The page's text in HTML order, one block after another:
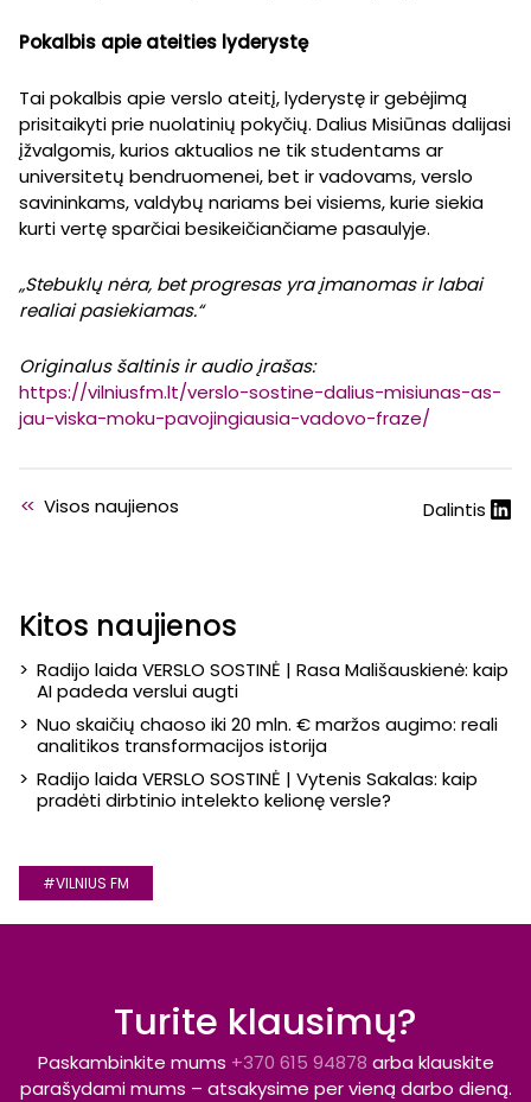
Pokalbis apie ateities lyderystę
Tai pokalbis apie verslo ateitį, lyderystę ir gebėjimą
prisitaikyti prie nuolatinių pokyčių. Dalius Misiūnas dalijasi
įžvalgomis, kurios aktualios ne tik studentams ar
universitetų bendruomenei, bet ir vadovams, verslo
savininkams, valdybų nariams bei visiems, kurie siekia
kurti vertę sparčiai besikeičiančiame pasaulyje.
„Stebuklų nėra, bet progresas yra įmanomas ir labai
realiai pasiekiamas.“
Originalus šaltinis ir audio įrašas:
https://vilniusfm.lt/verslo-sostine-dalius-misiunas-as-
jau-viska-moku-pavojingiausia-vadovo-fraze/
<< Visos naujienos Dalintis
Kitos naujienos
Radijo laida VERSLO SOSTINĖ | Rasa Mališauskienė: kaip
AI padeda verslui augti
Nuo skaičių chaoso iki 20 mln. € maržos augimo: reali
analitikos transformacijos istorija
Radijo laida VERSLO SOSTINĖ | Vytenis Sakalas: kaip
pradėti dirbtinio intelekto kelionę versle?
#VILNIUS FM
Turite klausimų?
Paskambinkite mums +370 615 94878 arba klauskite
parašydami mums – atsakysime per vieną darbo dieną.